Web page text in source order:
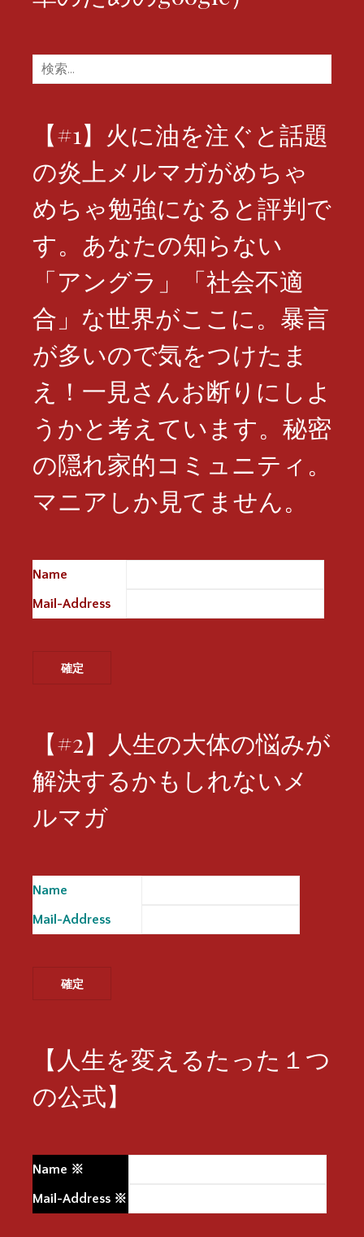
検
索:
【#1】火に油を注ぐと話題
の炎上メルマガがめちゃ
めちゃ勉強になると評判で
す。あなたの知らない
「アングラ」「社会不適
合」な世界がここに。暴言
が多いので気をつけたま
え！一見さんお断りにしよ
うかと考えています。秘密
の隠れ家的コミュニティ。
マニアしか見てません。
Name
Mail-Address
【#2】人生の大体の悩みが
解決するかもしれないメ
ルマガ
Name
Mail-Address
【人生を変えるたった１つ
の公式】
Name ※
Mail-Address ※